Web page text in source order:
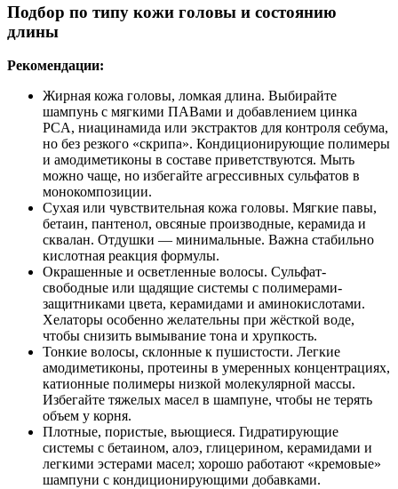
Подбор по типу кожи головы и состоянию
длины
Рекомендации:
Жирная кожа головы, ломкая длина. Выбирайте
шампунь с мягкими ПАВами и добавлением цинка
PCA, ниацинамида или экстрактов для контроля себума,
но без резкого «скрипа». Кондиционирующие полимеры
и амодиметиконы в составе приветствуются. Мыть
можно чаще, но избегайте агрессивных сульфатов в
монокомпозиции.
Сухая или чувствительная кожа головы. Мягкие павы,
бетаин, пантенол, овсяные производные, керамида и
сквалан. Отдушки — минимальные. Важна стабильно
кислотная реакция формулы.
Окрашенные и осветленные волосы. Сульфат-
свободные или щадящие системы с полимерами-
защитниками цвета, керамидами и аминокислотами.
Хелаторы особенно желательны при жёсткой воде,
чтобы снизить вымывание тона и хрупкость.
Тонкие волосы, склонные к пушистости. Легкие
амодиметиконы, протеины в умеренных концентрациях,
катионные полимеры низкой молекулярной массы.
Избегайте тяжелых масел в шампуне, чтобы не терять
объем у корня.
Плотные, пористые, вьющиеся. Гидратирующие
системы с бетаином, алоэ, глицерином, керамидами и
легкими эстерами масел; хорошо работают «кремовые»
шампуни с кондиционирующими добавками.